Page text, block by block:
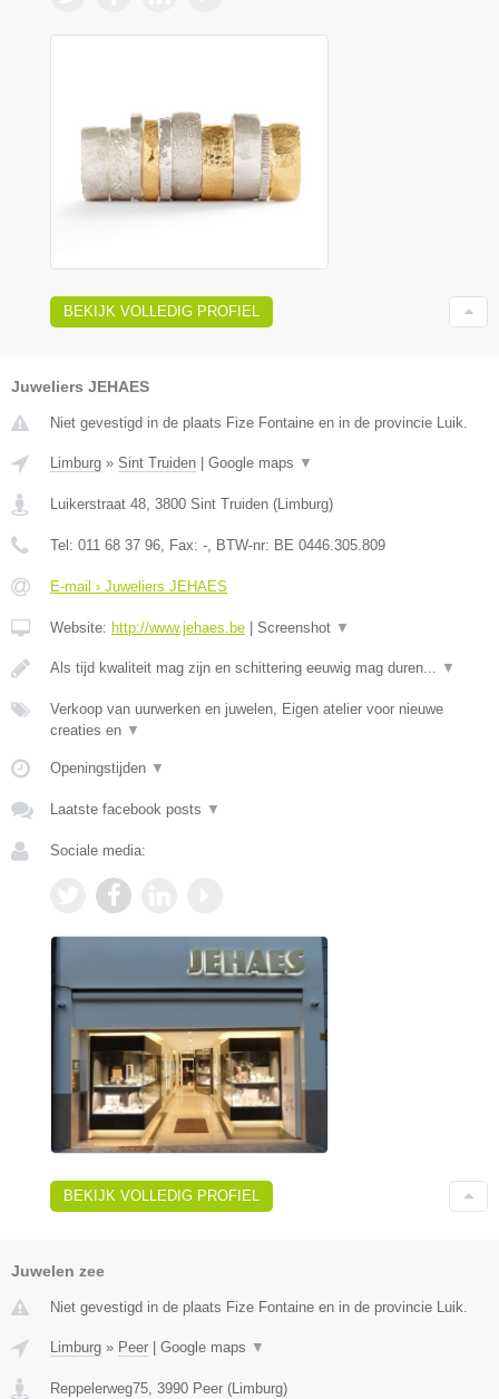
BEKIJK VOLLEDIG PROFIEL
Juweliers JEHAES
Niet gevestigd in de plaats Fize Fontaine en in de provincie Luik.
Limburg » Sint Truiden Google maps ▼
Luikerstraat 48 3800 Sint Truiden ( Limburg)
Tel: 011 68 37 96 , Fax: - , BTW-nr: BE 0446.305.809
E-mail › Juweliers JEHAES
Website: http://www.jehaes.be Screenshot ▼
Als tijd kwaliteit mag zijn en schittering eeuwig mag duren... ▼
Verkoop van uurwerken en juwelen, Eigen atelier voor nieuwe
creaties en ▼
Openingstijden ▼
Laatste facebook posts ▼
Sociale media:
BEKIJK VOLLEDIG PROFIEL
Juwelen zee
Niet gevestigd in de plaats Fize Fontaine en in de provincie Luik.
Limburg » Peer Google maps ▼
Reppelerweg75, 3990 Peer (Limburg)